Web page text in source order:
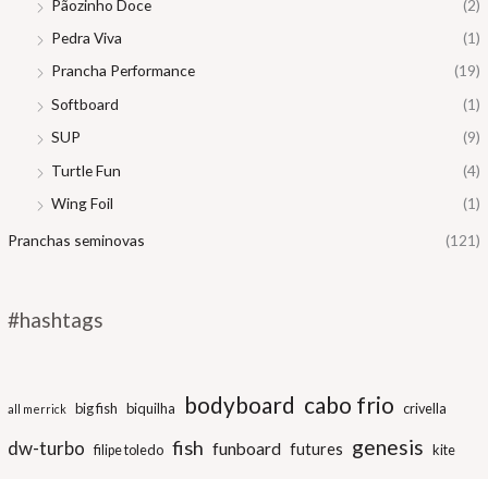
Pãozinho Doce
(2)
Pedra Viva
(1)
Prancha Performance
(19)
Softboard
(1)
SUP
(9)
Turtle Fun
(4)
Wing Foil
(1)
Pranchas seminovas (121)
#hashtags
all merrick big fish biquilha bodyboard cabo frio crivella
dw-turbo filipe toledo fish funboard futures genesis kite